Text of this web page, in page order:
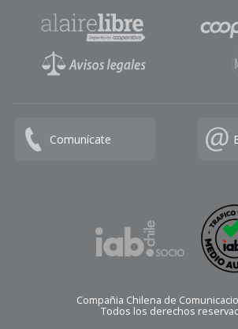
Comunícate
Compañia Chilena de
Todos los derechos